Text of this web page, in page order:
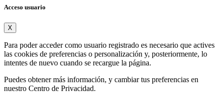
Acceso usuario
X
Para poder acceder como usuario registrado es necesario que actives
las cookies de preferencias o personalización y, posteriormente, lo
intentes de nuevo cuando se recargue la página.
Puedes obtener más información, y cambiar tus preferencias en
nuestro Centro de Privacidad.